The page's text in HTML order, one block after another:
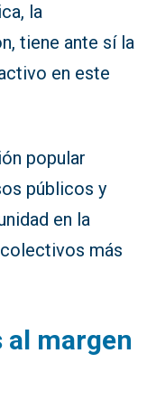
la
tiene ante sí la
en este
popular
públicos y
en la
más
al margen